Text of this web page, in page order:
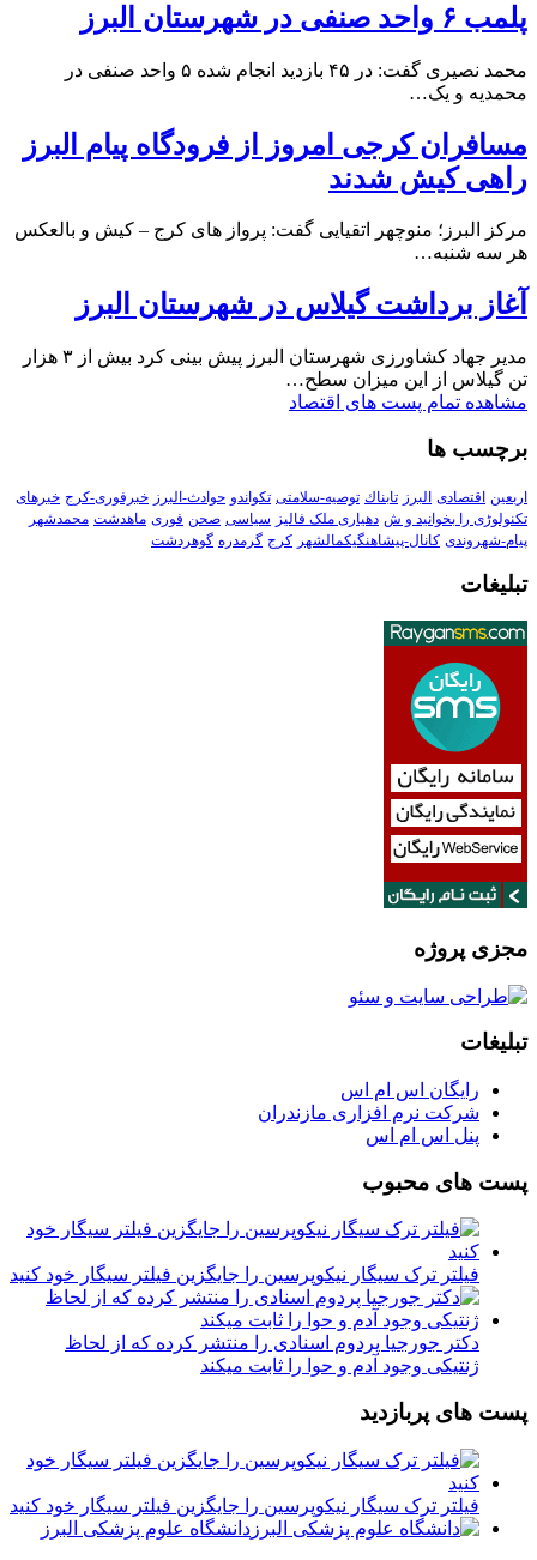
پلمب ۶ واحد صنفی در شهرستان البرز
محمد نصیری گفت: در ۴۵ بازدید انجام شده ۵ واحد صنفی در
محمدیه و یک…
مسافران کرجی امروز از فرودگاه پیام البرز
راهی کیش شدند
مرکز البرز؛ منوچهر اتقیایی گفت: پرواز های کرج – کیش و بالعکس
هر سه شنبه…
آغاز برداشت گیلاس در شهرستان البرز
مدیر جهاد کشاورزی شهرستان البرز پیش بینی کرد بیش از ۳ هزار
تن گیلاس از این میزان سطح…
مشاهده تمام پست های اقتصاد
برچسب ها
اربعین اقتصادی البرز تابناك توصیه-سلامتی تکواندو حوادث-البرز خبرفوری-کرج خبرهای
تکنولوڑی را بخوانید و ش دهیاری ملک فالیز سیاسی صحن فوری ماهدشت محمدشهر
پیام-شهروندی کانال-پیشاهنگیکمالشهر کرج گرمدره گوهردشت
تبلیغات
مجزی پروژه
تبلیغات
رایگان اس ام اس
شرکت نرم افزاری مازندران
پنل اس ام اس
پست های محبوب
فیلتر ترک سیگار نیکوپرسین را جایگزین فیلتر سیگار خود کنید
دکتر جورجیا پردوم اسنادی را منتشر کرده که از لحاظ
ژنتیکی وجود آدم و حوا را ثابت میکند
پست های پربازدید
فیلتر ترک سیگار نیکوپرسین را جایگزین فیلتر سیگار خود کنید
دانشگاه علوم پزشکی البرز